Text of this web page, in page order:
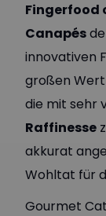
Fingerfood
Canapés
innovativen
großen
die mit sehr
Raffinesse
akkurat
Wohltat für
Gourmet